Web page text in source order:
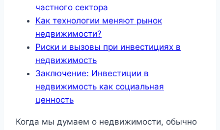
частного сектора
Как технологии меняют рынок
недвижимости?
Риски и вызовы при инвестициях в
недвижимость
Заключение: Инвестиции в
недвижимость как социальная
ценность
Когда мы думаем о недвижимости, обычно